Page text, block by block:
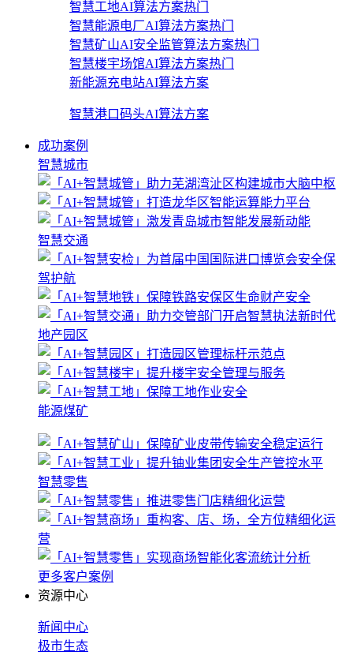
智慧工地AI算法方案热门
智慧能源电厂AI算法方案热门
智慧矿山AI安全监管算法方案热门
智慧楼宇场馆AI算法方案热门
新能源充电站AI算法方案
智慧港口码头AI算法方案
成功案例
智慧城市
智慧交通
地产园区
能源煤矿
智慧零售
更多客户案例
资源中心
新闻中心
极市生态